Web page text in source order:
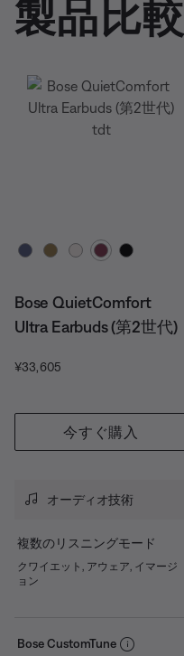
製品比較
カラーの選択
Bose QuietComfort
Ultra Earbuds (第2世代)
価格:
¥33,605
今すぐ購入
オーディオ技術
複数のリスニングモード
クワイエット, アウェア, イマージ
ョン
Bose CustomTune